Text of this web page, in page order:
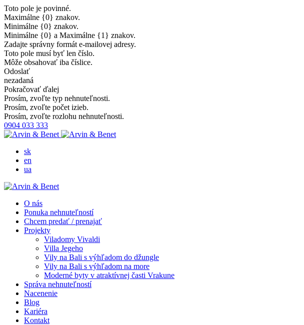
Toto pole je povinné.
Maximálne {0} znakov.
Minimálne {0} znakov.
Minimálne {0} a Maximálne {1} znakov.
Zadajte správny formát e-mailovej adresy.
Toto pole musí byť len číslo.
Môže obsahovať iba číslice.
Odoslať
nezadaná
Pokračovať ďalej
Prosím, zvoľte typ nehnuteľnosti.
Prosím, zvoľte počet izieb.
Prosím, zvoľte rozlohu nehnuteľnosti.
0904 033 333
sk
en
ua
O nás
Ponuka nehnuteľností
Chcem predať / prenajať
Projekty
Viladomy Vivaldi
Villa Jegeho
Vily na Bali s výhľadom do džungle
Vily na Bali s výhľadom na more
Moderné byty v atraktívnej časti Vrakune
Správa nehnuteľností
Nacenenie
Blog
Kariéra
Kontakt